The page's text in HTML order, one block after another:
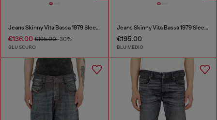
Jeans Skinny Vita Bassa 1979 Sleenker
€136.00 €195.00-30%
BLU SCURO
Jeans Skinny Vita Bassa 1979 Sleenker
€195.00
BLU MEDIO